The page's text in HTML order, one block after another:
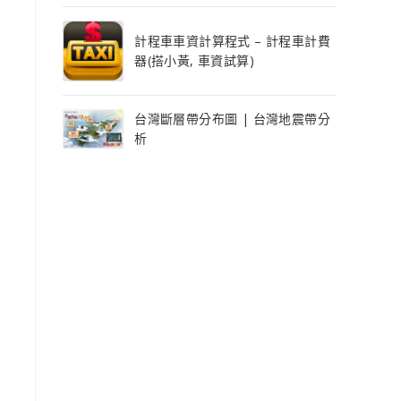
計程車車資計算程式 – 計程車計費
器(搭小黃, 車資試算)
台灣斷層帶分布圖 | 台灣地震帶分
析